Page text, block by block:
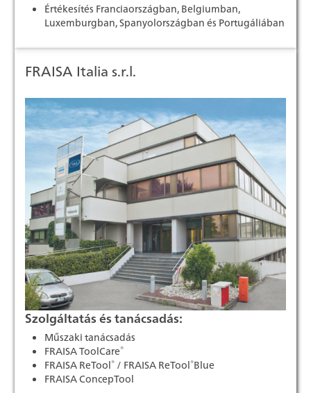
Értékesítés Franciaországban, Belgiumban,
Luxemburgban, Spanyolországban és Portugáliában
FRAISA Italia s.r.l.
Szolgáltatás és tanácsadás:
Műszaki tanácsadás
FRAISA ToolCare®
FRAISA ReTool® / FRAISA ReTool®Blue
FRAISA ConcepTool